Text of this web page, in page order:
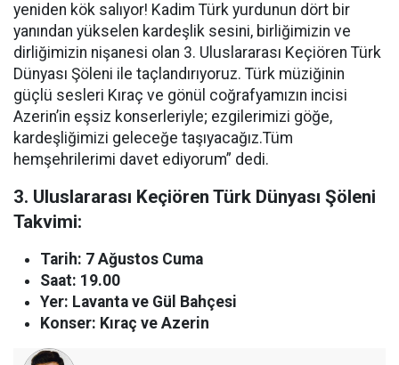
yeniden kök salıyor! Kadim Türk yurdunun dört bir
yanından yükselen kardeşlik sesini, birliğimizin ve
dirliğimizin nişanesi olan 3. Uluslararası Keçiören Türk
Dünyası Şöleni ile taçlandırıyoruz. Türk müziğinin
güçlü sesleri Kıraç ve gönül coğrafyamızın incisi
Azerin’in eşsiz konserleriyle; ezgilerimizi göğe,
kardeşliğimizi geleceğe taşıyacağız.Tüm
hemşehrilerimi davet ediyorum” dedi.
3. Uluslararası Keçiören Türk Dünyası Şöleni
Takvimi:
Tarih: 7 Ağustos Cuma
Saat: 19.00
Yer: Lavanta ve Gül Bahçesi
Konser: Kıraç ve Azerin